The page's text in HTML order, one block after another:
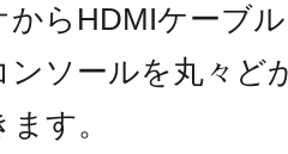
らHDMIケーブル
ンソールを丸々ど
す。